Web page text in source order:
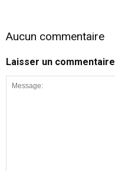
Aucun commentaire
Laisser un commentaire